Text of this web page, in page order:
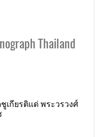
Thailand
เกียรติแด่ พระวรวงศ์